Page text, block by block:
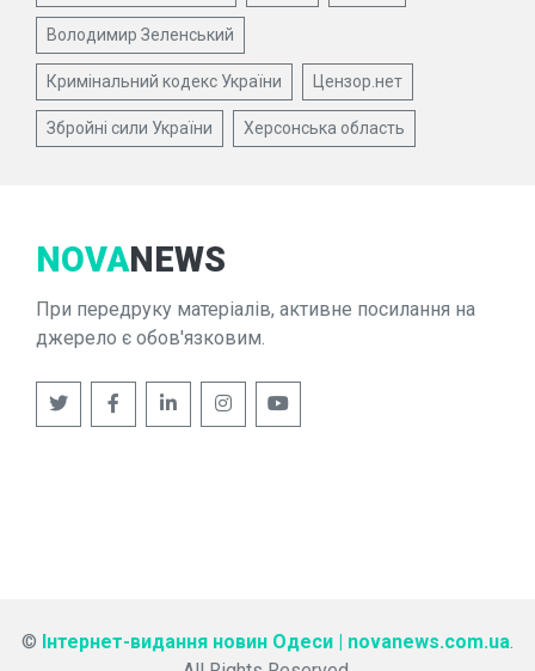
Володимир Зеленський
Кримінальний кодекс України Цензор.нет
Збройні сили України Херсонська область
NOVANEWS
При передруку матеріалів, активне посилання на
джерело є обов'язковим.
© Інтернет-видання новин Одеси | novanews.com.ua.